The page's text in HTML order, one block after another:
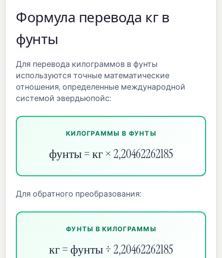
Формула перевода кг в
фунты
Для перевода килограммов в фунты
используются точные математические
отношения, определенные международной
системой эвердьюпойс:
КИЛОГРАММЫ В ФУНТЫ
фунты = кг × 2,20462262185
Для обратного преобразования:
ФУНТЫ В КИЛОГРАММЫ
кг = фунты ÷ 2,20462262185